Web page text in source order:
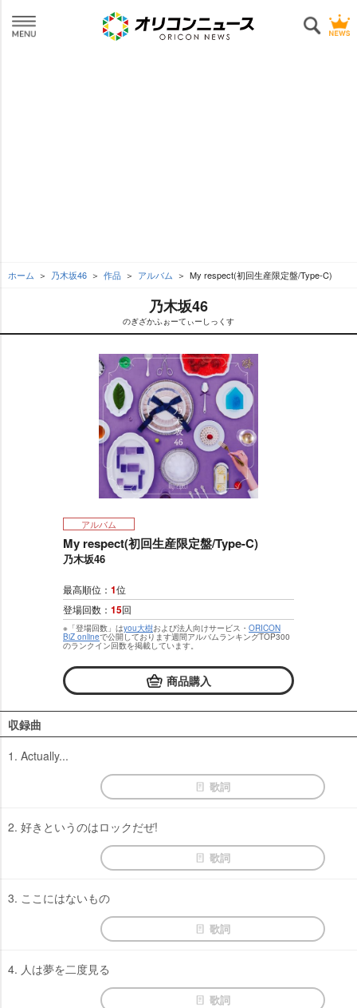
ホーム 乃木坂46 作品 アルバム My respect(初回生産限定盤/Type-C)
乃木坂46
のぎざかふぉーてぃーしっくす
アルバム
My respect(初回生産限定盤/Type-C)
乃木坂46
最高順位： 1位
登場回数： 15回
※「登場回数」はyou大樹および法人向けサービス・ ORICON
BiZ onlineで公開しております週間アルバムランキングTOP300
のランクイン回数を掲載しています。
商品購入
収録曲
1. Actually...
歌詞
2. 好きというのはロックだぜ!
歌詞
3. ここにはないもの
歌詞
4. 人は夢を二度見る
歌詞